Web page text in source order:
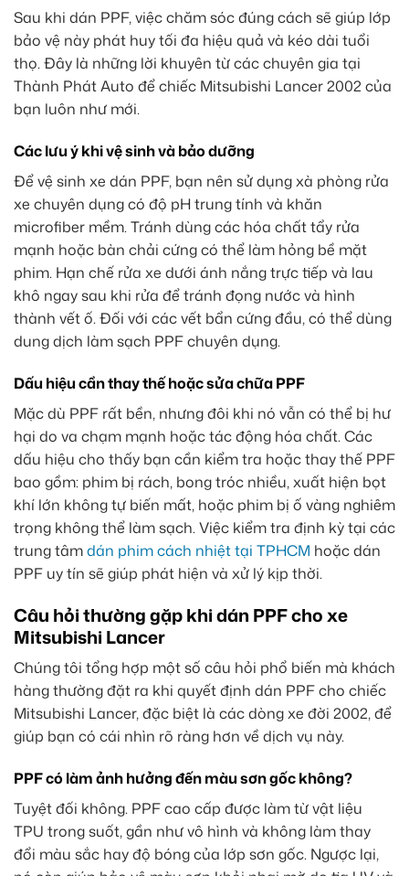
Sau khi dán PPF, việc chăm sóc đúng cách sẽ giúp lớp
bảo vệ này phát huy tối đa hiệu quả và kéo dài tuổi
thọ. Đây là những lời khuyên từ các chuyên gia tại
Thành Phát Auto để chiếc Mitsubishi Lancer 2002 của
bạn luôn như mới.
Các lưu ý khi vệ sinh và bảo dưỡng
Để vệ sinh xe dán PPF, bạn nên sử dụng xà phòng rửa
xe chuyên dụng có độ pH trung tính và khăn
microfiber mềm. Tránh dùng các hóa chất tẩy rửa
mạnh hoặc bàn chải cứng có thể làm hỏng bề mặt
phim. Hạn chế rửa xe dưới ánh nắng trực tiếp và lau
khô ngay sau khi rửa để tránh đọng nước và hình
thành vết ố. Đối với các vết bẩn cứng đầu, có thể dùng
dung dịch làm sạch PPF chuyên dụng.
Dấu hiệu cần thay thế hoặc sửa chữa PPF
Mặc dù PPF rất bền, nhưng đôi khi nó vẫn có thể bị hư
hại do va chạm mạnh hoặc tác động hóa chất. Các
dấu hiệu cho thấy bạn cần kiểm tra hoặc thay thế PPF
bao gồm: phim bị rách, bong tróc nhiều, xuất hiện bọt
khí lớn không tự biến mất, hoặc phim bị ố vàng nghiêm
trọng không thể làm sạch. Việc kiểm tra định kỳ tại các
trung tâmdán phim cách nhiệt tại TPHCM hoặc dán
PPF uy tín sẽ giúp phát hiện và xử lý kịp thời.
Câu hỏi thường gặp khi dán PPF cho xe
Mitsubishi Lancer
Chúng tôi tổng hợp một số câu hỏi phổ biến mà khách
hàng thường đặt ra khi quyết định dán PPF cho chiếc
Mitsubishi Lancer, đặc biệt là các dòng xe đời 2002, để
giúp bạn có cái nhìn rõ ràng hơn về dịch vụ này.
PPF có làm ảnh hưởng đến màu sơn gốc không?
Tuyệt đối không. PPF cao cấp được làm từ vật liệu
TPU trong suốt, gần như vô hình và không làm thay
đổi màu sắc hay độ bóng của lớp sơn gốc. Ngược lại,